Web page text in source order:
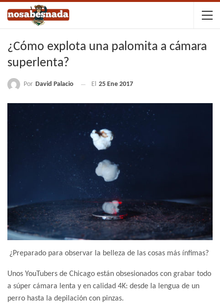
¿Cómo explota una palomita a cámara
superlenta?
Por David Palacio El 25 Ene 2017
¿Preparado para observar la belleza de las cosas más ínfimas?
Unos YouTubers de Chicago están obsesionados con grabar todo
a súper cámara lenta y en calidad 4K: desde la lengua de un
perro hasta la depilación con pinzas.